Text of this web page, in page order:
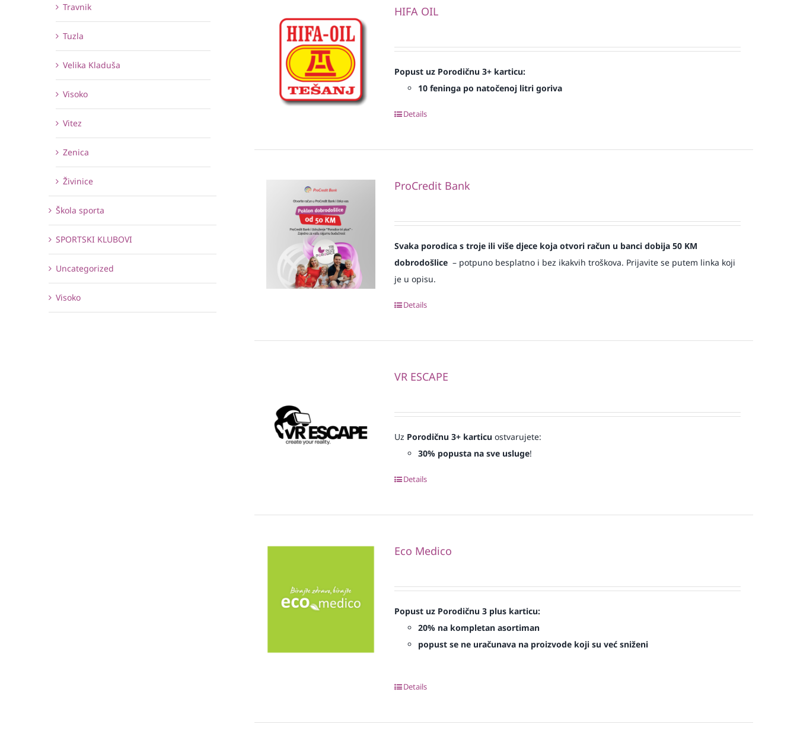
HIFA OIL
Popust uz Porodičnu 3+ karticu:
10 feninga po natočenoj litri goriva
Details
ProCredit Bank
Svaka porodica s troje ili više djece koja otvori račun u banci dobija 50 KM
dobrodošlice– potpuno besplatno i bez ikakvih troškova. Prijavite se putem linka koji
je u opisu.
Details
VR ESCAPE
Uz Porodičnu 3+ karticu ostvarujete:
30% popusta na sve usluge!
Details
Eco Medico
Popust uz Porodičnu 3 plus karticu:
20% na kompletan asortiman
popust se ne uračunava na proizvode koji su već sniženi
Details
Travnik
Tuzla
Velika Kladuša
Visoko
Vitez
Zenica
Živinice
Škola sporta
SPORTSKI KLUBOVI
Uncategorized
Visoko